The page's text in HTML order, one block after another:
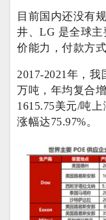
目前国内还没有
井、LG 是全球主
价能力，付款方
2017-2021年，我
万吨，年均复合
1615.75美元/吨上
涨幅达75.97%。